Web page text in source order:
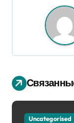
ц
и
я
п
Uncategorised